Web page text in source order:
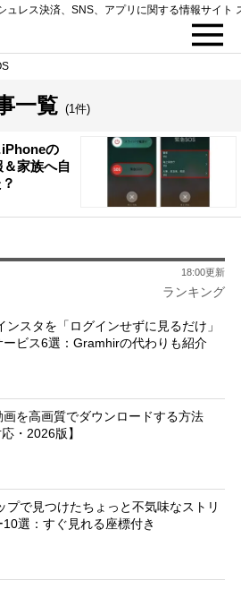
レス決済、SNS、アプリに関する情報サイト
一覧 (1件)
の
＆家族へ自
ランキング
18:00更新
ンスタを「ログインせずに見るだけ」
ービス6選：Gramhirの代わりも紹介
画を高画質でダウンロードする方法
・2026版】
プで見つけたちょっと不気味なストリ
10選：すぐ見れる座標付き